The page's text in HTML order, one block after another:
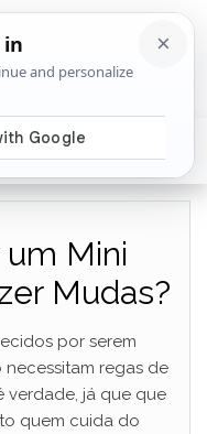
Mini
Mudas?
por serem
regas de
verdade, já que que
quem cuida do